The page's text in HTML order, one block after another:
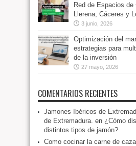
Red de Espacios de
Llerena, Cáceres y
3 junio, 2026
Optimización del
estrategias para
de la inversión
27 mayo, 2026
COMENTARIOS RECIENTES
Jamones Ibéricos de
de Extremadura. en ¿Cómo
distintos tipos de jamón?
Como cocinar la carne de